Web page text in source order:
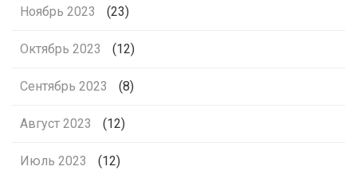
Ноябрь 2023 (23)
Октябрь 2023 (12)
Сентябрь 2023 (8)
Август 2023 (12)
Июль 2023 (12)